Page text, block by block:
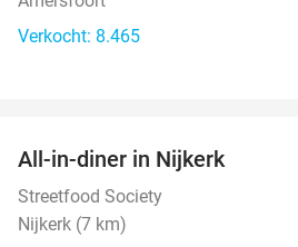
Verkocht: 8.465
All-in-diner in Nijkerk
Streetfood Society
Nijkerk (7 km)